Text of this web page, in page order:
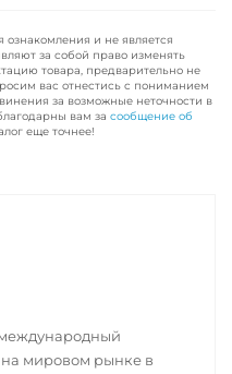
и не является
за собой право изменять
товара, предварительно не
вас отнестись с пониманием
за возможные неточности в
вам за сообщение об
еще точнее!
мировом рынке в